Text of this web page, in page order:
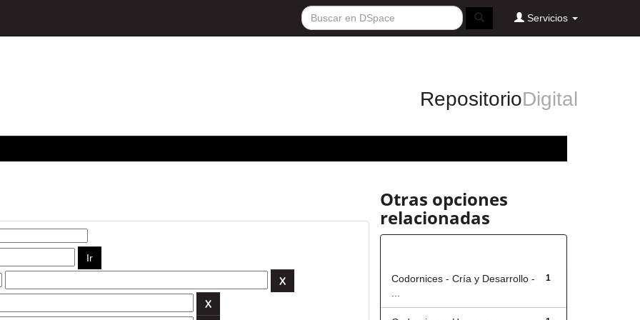
Servicios
RepositorioDigital
Otras opciones
relacionadas
1
Codornices - Cría y Desarrollo -